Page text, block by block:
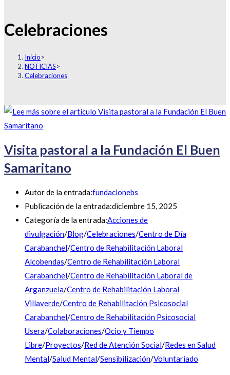
Celebraciones
Inicio>
NOTICIAS>
Celebraciones
Visita pastoral a la Fundación El Buen
Samaritano
Autor de la entrada:fundacionebs
Publicación de la entrada:diciembre 15, 2025
Categoría de la entrada:Acciones de
divulgación/Blog/Celebraciones/Centro de Día
Carabanchel/Centro de Rehabilitación Laboral
Alcobendas/Centro de Rehabilitación Laboral
Carabanchel/Centro de Rehabilitación Laboral de
Arganzuela/Centro de Rehabilitación Laboral
Villaverde/Centro de Rehabilitación Psicosocial
Carabanchel/Centro de Rehabilitación Psicosocial
Usera/Colaboraciones/Ocio y Tiempo
Libre/Proyectos/Red de Atención Social/Redes en Salud
Mental/Salud Mental/Sensibilización/Voluntariado